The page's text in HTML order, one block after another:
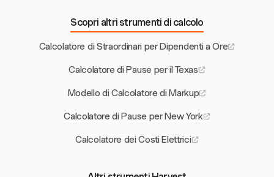
Scopri altri strumenti di calcolo
Calcolatore di Straordinari per Dipendenti a Ore
Calcolatore di Pause per il Texas
Modello di Calcolatore di Markup
Calcolatore di Pause per New York
Calcolatore dei Costi Elettrici